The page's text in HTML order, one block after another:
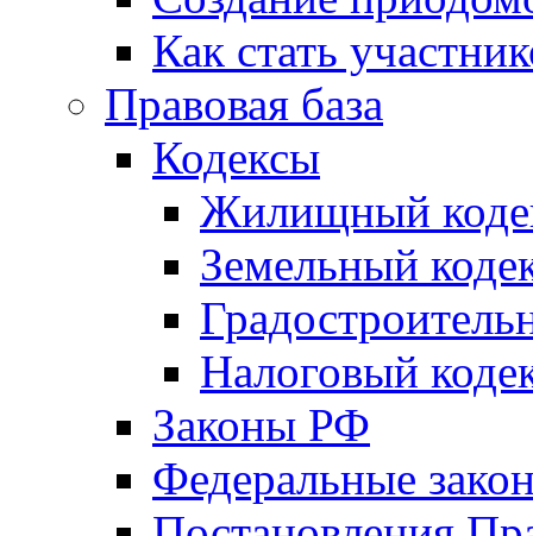
Как стать
Правовая база
Кодексы
Жилищный
Земельный
Налоговый
Законы РФ
Федеральные